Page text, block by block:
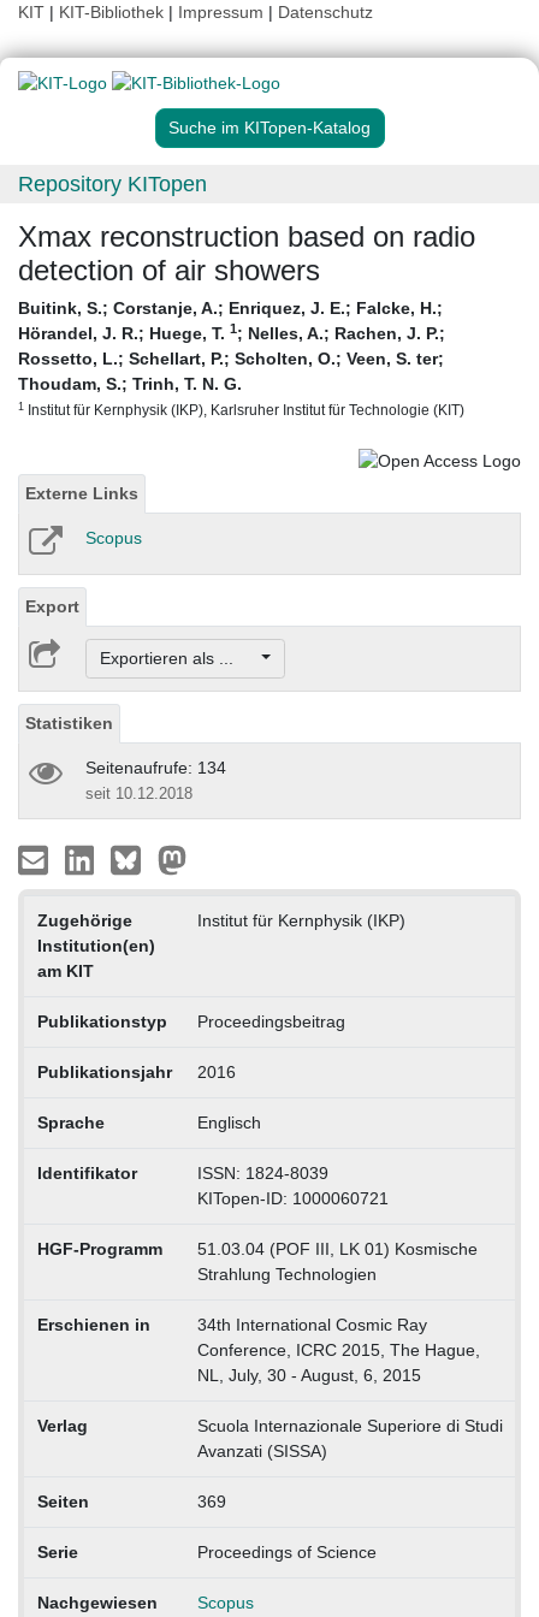
KIT | KIT-Bibliothek | Impressum | Datenschutz
Suche im KITopen-Katalog
Repository KITopen
Xmax reconstruction based on radio
detection of air showers
Buitink, S.; Corstanje, A.; Enriquez, J. E.; Falcke, H.;
Hörandel, J. R.; Huege, T. 1; Nelles, A.; Rachen, J. P.;
Rossetto, L.; Schellart, P.; Scholten, O.; Veen, S. ter;
Thoudam, S.; Trinh, T. N. G.
1 Institut für Kernphysik (IKP), Karlsruher Institut für Technologie (KIT)
Externe Links
Scopus
Export
Exportieren als ...
Statistiken
Seitenaufrufe: 134
seit 10.12.2018
Zugehörige
Institution(en)
am KIT
Institut für Kernphysik (IKP)
Publikationstyp Proceedingsbeitrag
Publikationsjahr 2016
Sprache Englisch
Identifikator
ISSN: 1824-8039
KITopen-ID: 1000060721
HGF-Programm
51.03.04 (POF III, LK 01) Kosmische
Strahlung Technologien
Erschienen in
34th International Cosmic Ray
Conference, ICRC 2015, The Hague,
NL, July, 30 - August, 6, 2015
Verlag
Scuola Internazionale Superiore di Studi
Avanzati (SISSA)
Seiten 369
Serie Proceedings of Science
Nachgewiesen Scopus